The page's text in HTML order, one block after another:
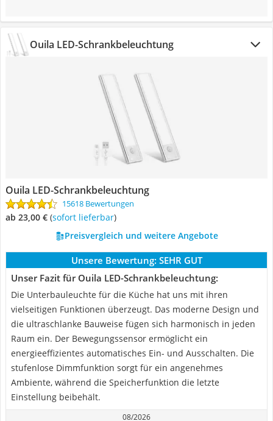
Ouila LED-Schrankbeleuchtung
Ouila LED-Schrankbeleuchtung
15618 Bewertungen
ab 23,00 € ( Sofort lieferbar)
Preisvergleich und weitere Angebote
Unsere Bewertung: SEHR GUT
Unser Fazit für Ouila LED-Schrankbeleuchtung:
Die Unterbauleuchte für die Küche hat uns mit ihren
vielseitigen Funktionen überzeugt. Das moderne Design und
die ultraschlanke Bauweise fügen sich harmonisch in jeden
Raum ein. Der Bewegungssensor ermöglicht ein
energieeffizientes automatisches Ein- und Ausschalten. Die
stufenlose Dimmfunktion sorgt für ein angenehmes
Ambiente, während die Speicherfunktion die letzte
Einstellung beibehält.
08/2026